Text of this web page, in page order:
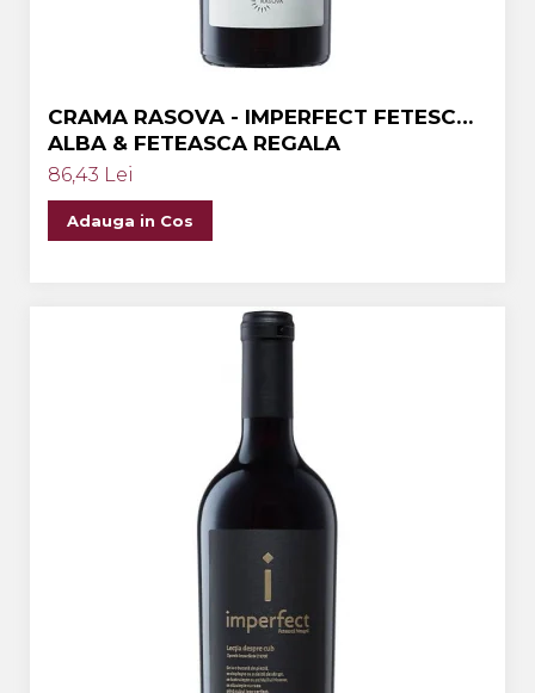
CRAMA RASOVA - IMPERFECT FETESCA
ALBA & FETEASCA REGALA
86,43 Lei
Adauga in Cos